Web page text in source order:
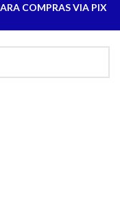
COMPRAS VIA PIX